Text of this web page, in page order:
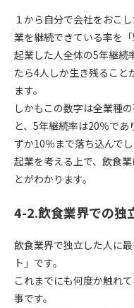
１から自分で会社をおこ
業を継続できている率を「
起業した人全体の5年継続
たら4人しか生き残ること
ます。
しかもこの数字は全業種
と、5年継続率は20％で
ずか10％まで落ち込んでし
起業を考える上で、飲食
とがわかります。
4-2.飲食業界での独
飲食業界で独立した人に
ト」です。
これまでにも何度か触れ
事です。